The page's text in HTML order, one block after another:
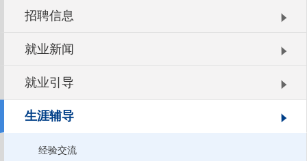
招聘信息
就业新闻
就业引导
生涯辅导
经验交流